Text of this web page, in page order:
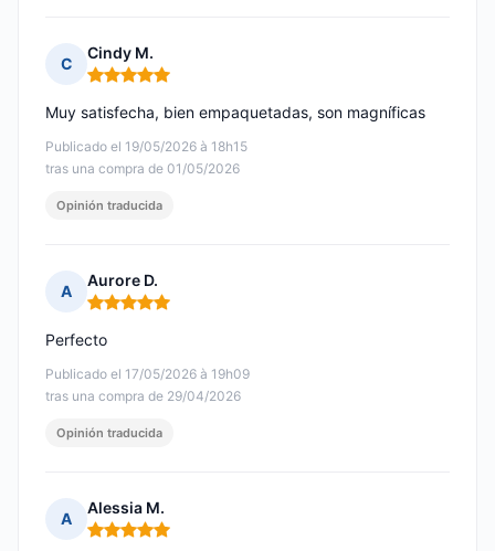
C
Cindy M.
Nota: 5 de 5
Publicado el 19/05/2026 à 18h15
tras una compra de 01/05/2026
Muy satisfecha, bien empaquetadas, son magníficas
Opinión traducida
A
Aurore D.
Nota: 5 de 5
Publicado el 17/05/2026 à 19h09
tras una compra de 29/04/2026
Perfecto
Opinión traducida
A
Alessia M.
Nota: 5 de 5